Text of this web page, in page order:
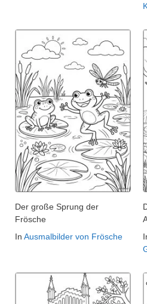
Der große Sprung der
Frösche
In Ausmalbilder von Frösche